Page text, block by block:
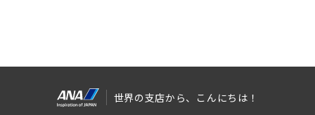
世界の支店から、こんにちは！